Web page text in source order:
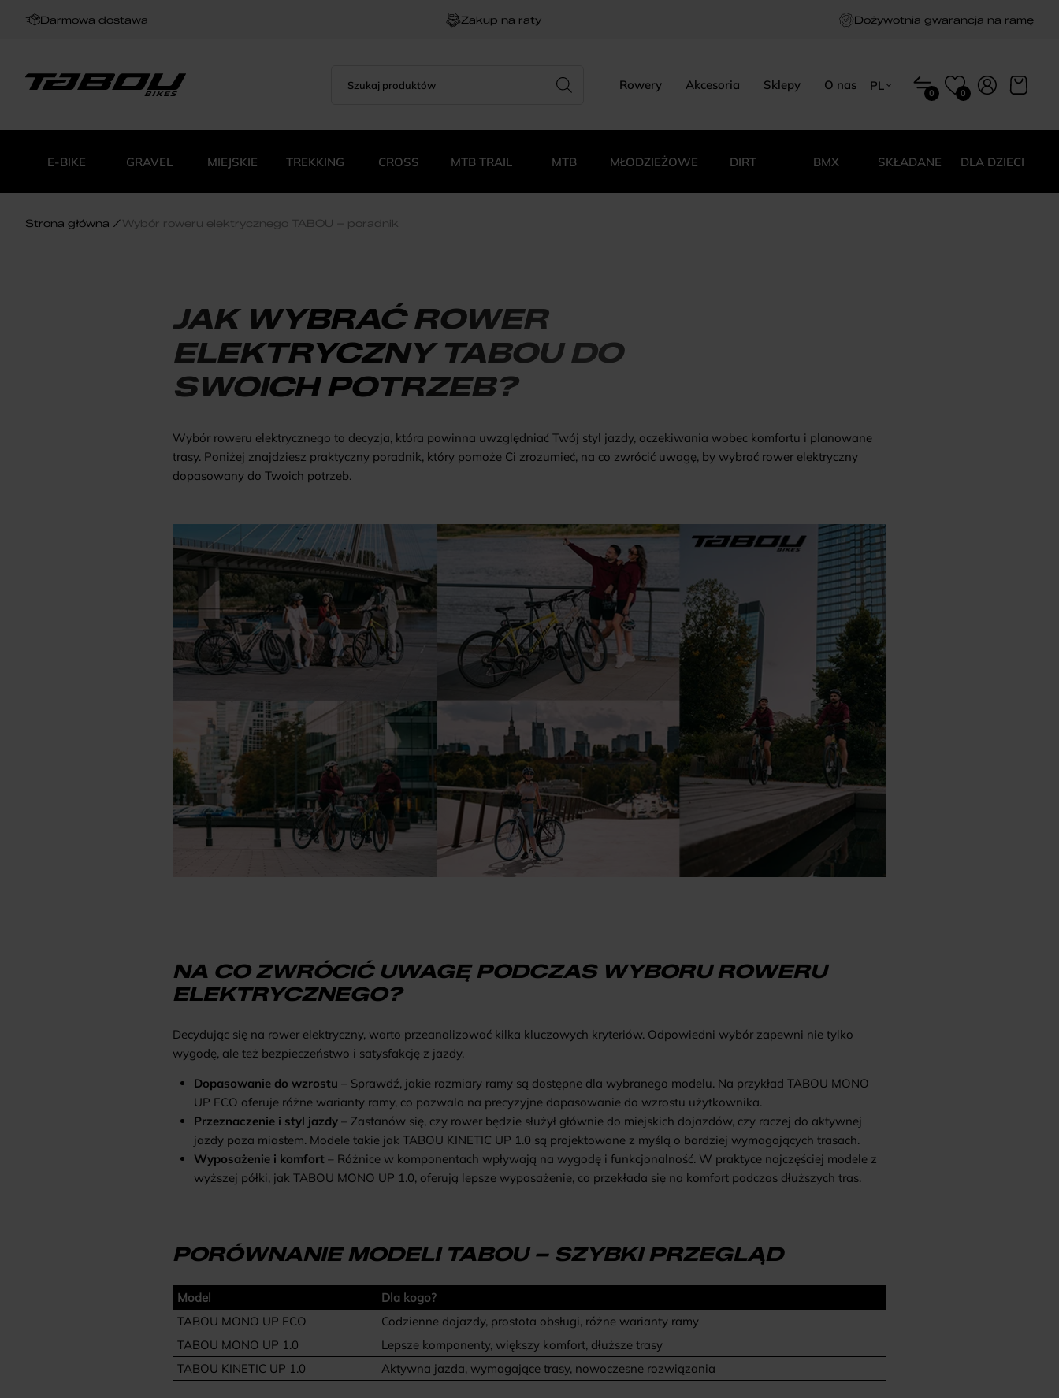
Darmowa dostawa Zakup na raty Dożywotnia gwarancja na ramę
produktów
Rowery Akcesoria Sklepy O nas
PL
0 0
E-BIKE GRAVEL MIEJSKIE TREKKING CROSS MTB TRAIL MTB MŁODZIEŻOWE DIRT BMX SKŁADANE DLA DZIECI
Strona główna Wybór roweru elektrycznego TABOU – poradnik
JAK WYBRAĆ ROWER
ELEKTRYCZNY TABOU DO
SWOICH POTRZEB?
Wybór roweru elektrycznego to decyzja, która powinna uwzględniać Twój styl jazdy, oczekiwania wobec komfortu i planowane
trasy. Poniżej znajdziesz praktyczny poradnik, który pomoże Ci zrozumieć, na co zwrócić uwagę, by wybrać rower elektryczny
dopasowany do Twoich potrzeb.
NA CO ZWRÓCIĆ UWAGĘ PODCZAS WYBORU ROWERU
ELEKTRYCZNEGO?
Decydując się na rower elektryczny, warto przeanalizować kilka kluczowych kryteriów. Odpowiedni wybór zapewni nie tylko
wygodę, ale też bezpieczeństwo i satysfakcję z jazdy.
Dopasowanie do wzrostu – Sprawdź, jakie rozmiary ramy są dostępne dla wybranego modelu. Na przykładTABOU MONO
UP ECO oferuje różne warianty ramy, co pozwala na precyzyjne dopasowanie do wzrostu użytkownika.
Przeznaczenie i styl jazdy – Zastanów się, czy rower będzie służył głównie do miejskich dojazdów, czy raczej do aktywnej
jazdy poza miastem. Modele takie jakTABOU KINETIC UP 1.0 są projektowane z myślą o bardziej wymagających trasach.
Wyposażenie i komfort – Różnice w komponentach wpływają na wygodę i funkcjonalność. W praktyce najczęściej modele z
wyższej półki, jakTABOU MONO UP 1.0, oferują lepsze wyposażenie, co przekłada się na komfort podczas dłuższych tras.
PORÓWNANIE MODELI TABOU – SZYBKI PRZEGLĄD
Model
Dla kogo?
TABOU MONO UP ECO
Codzienne dojazdy, prostota obsługi, różne warianty ramy
TABOU MONO UP 1.0
Lepsze komponenty, większy komfort, dłuższe trasy
TABOU KINETIC UP 1.0
Aktywna jazda, wymagające trasy, nowoczesne rozwiązania